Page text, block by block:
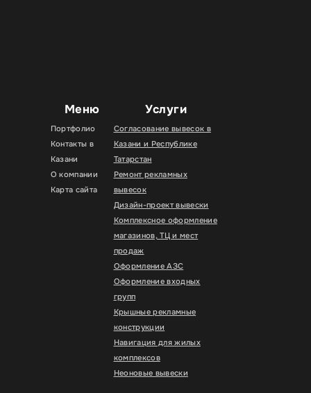
Меню
Портфолио
Контакты в
Казани
О компании
Карта сайта
Услуги
Согласование вывесок в
Казани и Республике
Татарстан
Ремонт рекламных
вывесок
Дизайн-проект вывески
Комплексное оформление
магазинов, ТЦ и мест
продаж
Оформление АЗС
Оформление входных
групп
Крышные рекламные
конструкции
Навигация для жилых
комплексов
Неоновые вывески